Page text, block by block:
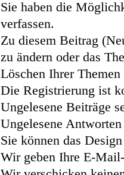
Sie haben die
verfassen.
Zu diesem Beitrag
zu ändern oder das
Löschen Ihrer
Die Registrierung ist
Ungelesene Beiträge
Ungelesene
Sie können das
Wir geben Ihre E-